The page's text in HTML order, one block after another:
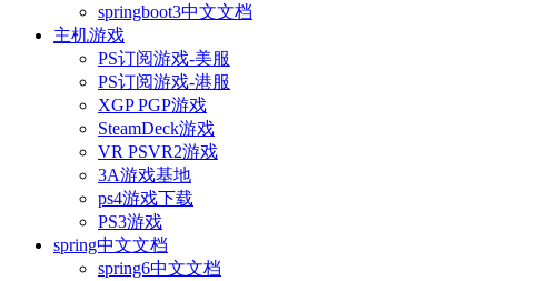
springboot3中文文档
主机游戏
PS订阅游戏-美服
PS订阅游戏-港服
XGP PGP游戏
SteamDeck游戏
VR PSVR2游戏
3A游戏基地
ps4游戏下载
PS3游戏
spring中文文档
spring6中文文档